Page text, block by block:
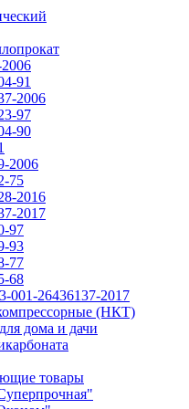
91
2006
97
90
2006
75
2016
2017
97
93
77
68
001-26436137-2017
(НКТ)
дома и дачи
товары